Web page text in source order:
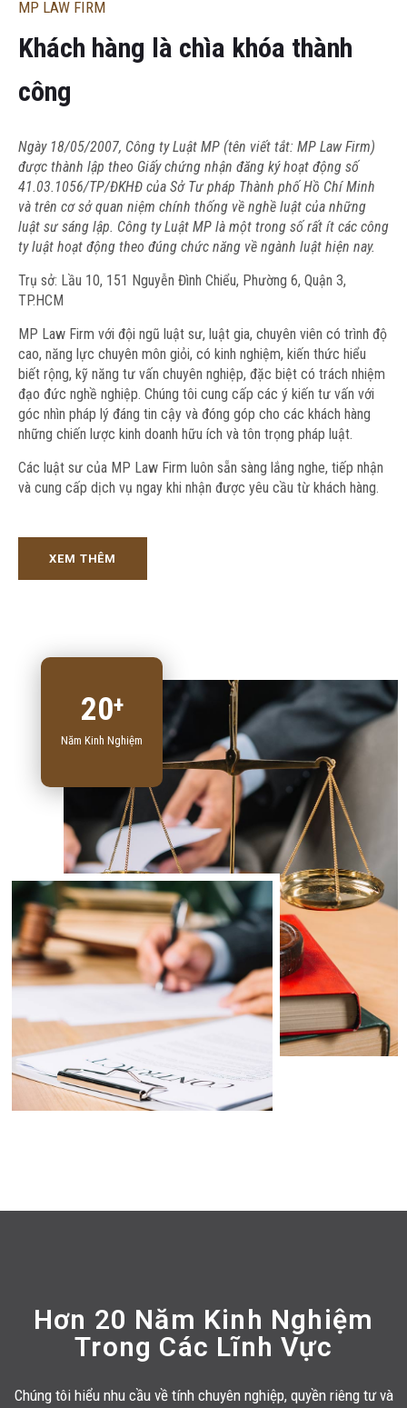
MP LAW FIRM
Khách hàng là chìa khóa thành
công
Ngày 18/05/2007, Công ty Luật MP (tên viết tắt: MP Law Firm)
được thành lập theo Giấy chứng nhận đăng ký hoạt động số
41.03.1056/TP/ĐKHĐ của Sở Tư pháp Thành phố Hồ Chí Minh
và trên cơ sở quan niệm chính thống về nghề luật của những
luật sư sáng lập. Công ty Luật MP là một trong số rất ít các công
ty luật hoạt động theo đúng chức năng về ngành luật hiện nay.
Trụ sở: Lầu 10, 151 Nguyễn Đình Chiểu, Phường 6, Quận 3,
TP.HCM
MP Law Firm với đội ngũ luật sư, luật gia, chuyên viên có trình độ
cao, năng lực chuyên môn giỏi, có kinh nghiệm, kiến thức hiểu
biết rộng, kỹ năng tư vấn chuyên nghiệp, đặc biệt có trách nhiệm
đạo đức nghề nghiệp. Chúng tôi cung cấp các ý kiến tư vấn với
góc nhìn pháp lý đáng tin cậy và đóng góp cho các khách hàng
những chiến lược kinh doanh hữu ích và tôn trọng pháp luật.
Các luật sư của MP Law Firm luôn sẵn sàng lắng nghe, tiếp nhận
và cung cấp dịch vụ ngay khi nhận được yêu cầu từ khách hàng.
XEM THÊM
20+
Năm Kinh Nghiệm
Hơn 20 Năm Kinh Nghiệm
Trong Các Lĩnh Vực
Chúng tôi hiểu nhu cầu về tính chuyên nghiệp, quyền riêng tư và